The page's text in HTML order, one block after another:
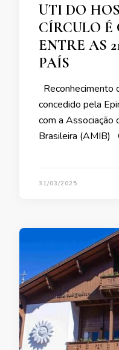
UTI DO
CÍRCULO
ENTRE AS
PAÍS
Reconhecimento
concedido pela
com a Associação
Brasileira (AMIB)
31/03/2025